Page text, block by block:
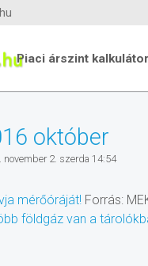
Piaci árszint kalkulátor
október
november 2. szerda 14:54
mérőóráját! Forrás:
földgáz van a